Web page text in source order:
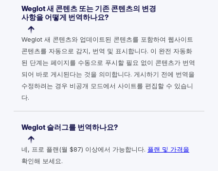
Weglot 새 콘텐츠 또는 기존 콘텐츠의 변경
사항을 어떻게 번역하나요?
Weglot 새 콘텐츠와 업데이트된 콘텐츠를 포함하여 웹사이트
콘텐츠를 자동으로 감지, 번역 및 표시합니다. 이 완전 자동화
된 단계는 페이지를 수동으로 푸시할 필요 없이 콘텐츠가 번역
되어 바로 게시된다는 것을 의미합니다. 게시하기 전에 번역을
수정하려는 경우 비공개 모드에서 사이트를 편집할 수 있습니
다.
Weglot 슬러그를 번역하나요?
네, 프로 플랜(월 $87) 이상에서 가능합니다. 플랜 및 가격을
확인해 보세요.